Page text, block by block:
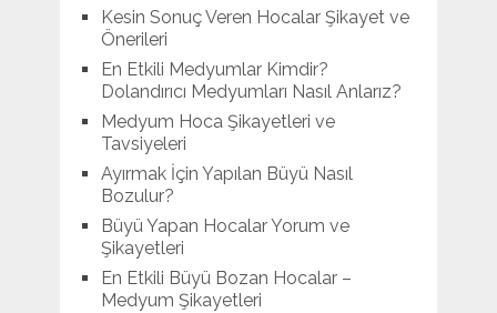
Kesin Sonuç Veren Hocalar Şikayet ve
Önerileri
En Etkili Medyumlar Kimdir?
Dolandırıcı Medyumları Nasıl Anlarız?
Medyum Hoca Şikayetleri ve
Tavsiyeleri
Ayırmak İçin Yapılan Büyü Nasıl
Bozulur?
Büyü Yapan Hocalar Yorum ve
Şikayetleri
En Etkili Büyü Bozan Hocalar –
Medyum Şikayetleri